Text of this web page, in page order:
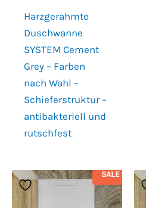
€219
Harzgerahmte
Duschwanne
SYSTEM Cement
Grey – Farben
nach Wahl –
Schieferstruktur –
antibakteriell und
rutschfest
SALE